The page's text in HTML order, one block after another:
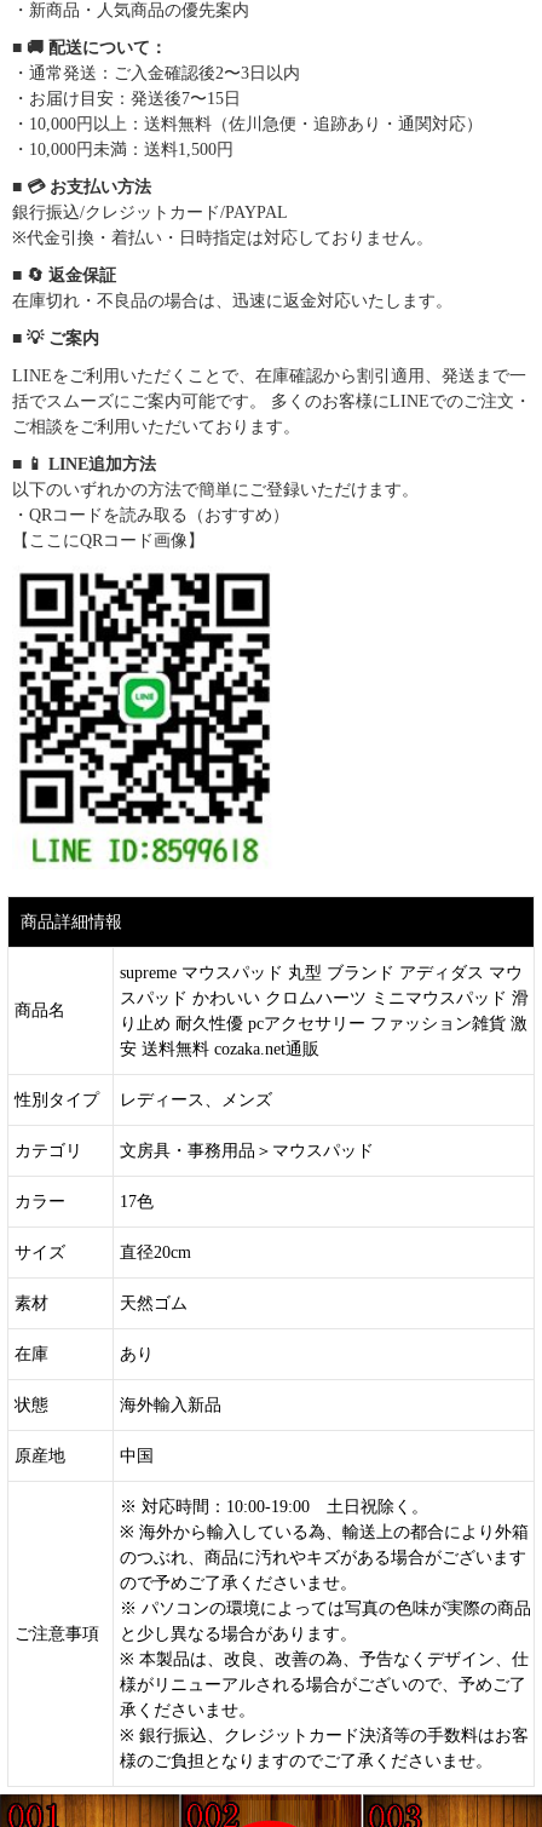
・新商品・人気商品の優先案内
■ 🚚 配送について：
・通常発送：ご入金確認後2〜3日以内
・お届け目安：発送後7〜15日
・10,000円以上：送料無料（佐川急便・追跡あり・通関対応）
・10,000円未満：送料1,500円
■ 💳 お支払い方法
銀行振込/クレジットカード/PAYPAL
※代金引換・着払い・日時指定は対応しておりません。
■ 🔄 返金保証
在庫切れ・不良品の場合は、迅速に返金対応いたします。
■ 💡 ご案内
LINEをご利用いただくことで、在庫確認から割引適用、発送まで一
括でスムーズにご案内可能です。 多くのお客様にLINEでのご注文・
ご相談をご利用いただいております。
■ 📱 LINE追加方法
以下のいずれかの方法で簡単にご登録いただけます。
・QRコードを読み取る（おすすめ）
【ここにQRコード画像】
商品詳細情報
商品名
supreme マウスパッド 丸型 ブランド アディダス マウ
スパッド かわいい クロムハーツ ミニマウスパッド 滑
り止め 耐久性優 pcアクセサリー ファッション雑貨 激
安 送料無料 cozaka.net通販
性別タイプ レディース、メンズ
カテゴリ 文房具・事務用品＞マウスパッド
カラー 17色
サイズ 直径20cm
素材 天然ゴム
在庫 あり
状態 海外輸入新品
原産地 中国
ご注意事項
※ 対応時間：10:00-19:00 土日祝除く。
※ 海外から輸入している為、輸送上の都合により外箱
のつぶれ、商品に汚れやキズがある場合がございます
ので予めご了承くださいませ。
※ パソコンの環境によっては写真の色味が実際の商品
と少し異なる場合があります。
※ 本製品は、改良、改善の為、予告なくデザイン、仕
様がリニューアルされる場合がございので、予めご了
承くださいませ。
※ 銀行振込、クレジットカード決済等の手数料はお客
様のご負担となりますのでご了承くださいませ。